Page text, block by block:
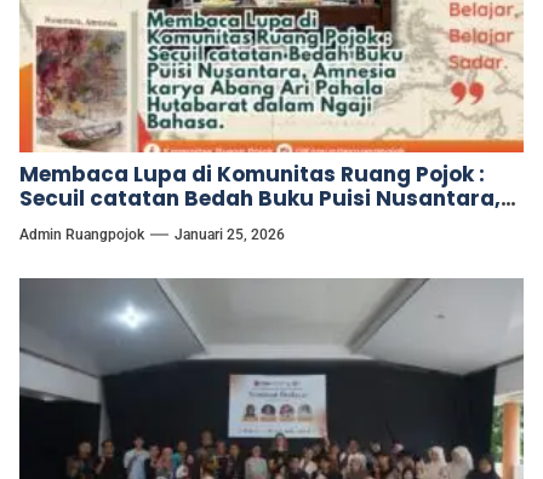
Membaca Lupa di Komunitas Ruang Pojok :
Secuil catatan Bedah Buku Puisi Nusantara,
Amnesia karya Abang Ari Pahala Hutabarat
dalam Ngaji Bahasa.
Admin Ruangpojok Januari 25, 2026